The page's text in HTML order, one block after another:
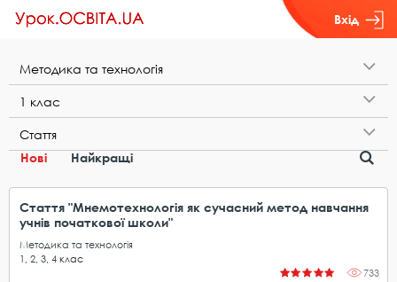
Вхід
М​е​т​о​д​и​к​а​ ​т​а​ ​т​е​х​н​о​л​о​г​і​я
1​ ​к​л​а​с
С​т​а​т​т​я
Нові
Найкращі
Стаття "Мнемотехнологія як сучасний метод навчання
учнів початкової школи"
Методика та технологія
1
2 3 4 клас
733